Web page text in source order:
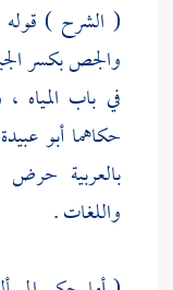
( الشرح )
والجص بكسر
في باب المياه
حكاهما أبو عبيدة
بالعربية
واللغات .